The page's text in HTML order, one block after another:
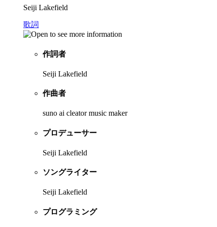
Seiji Lakefield
歌詞
作詞者
Seiji Lakefield
作曲者
suno ai cleator music maker
プロデューサー
Seiji Lakefield
ソングライター
Seiji Lakefield
プログラミング